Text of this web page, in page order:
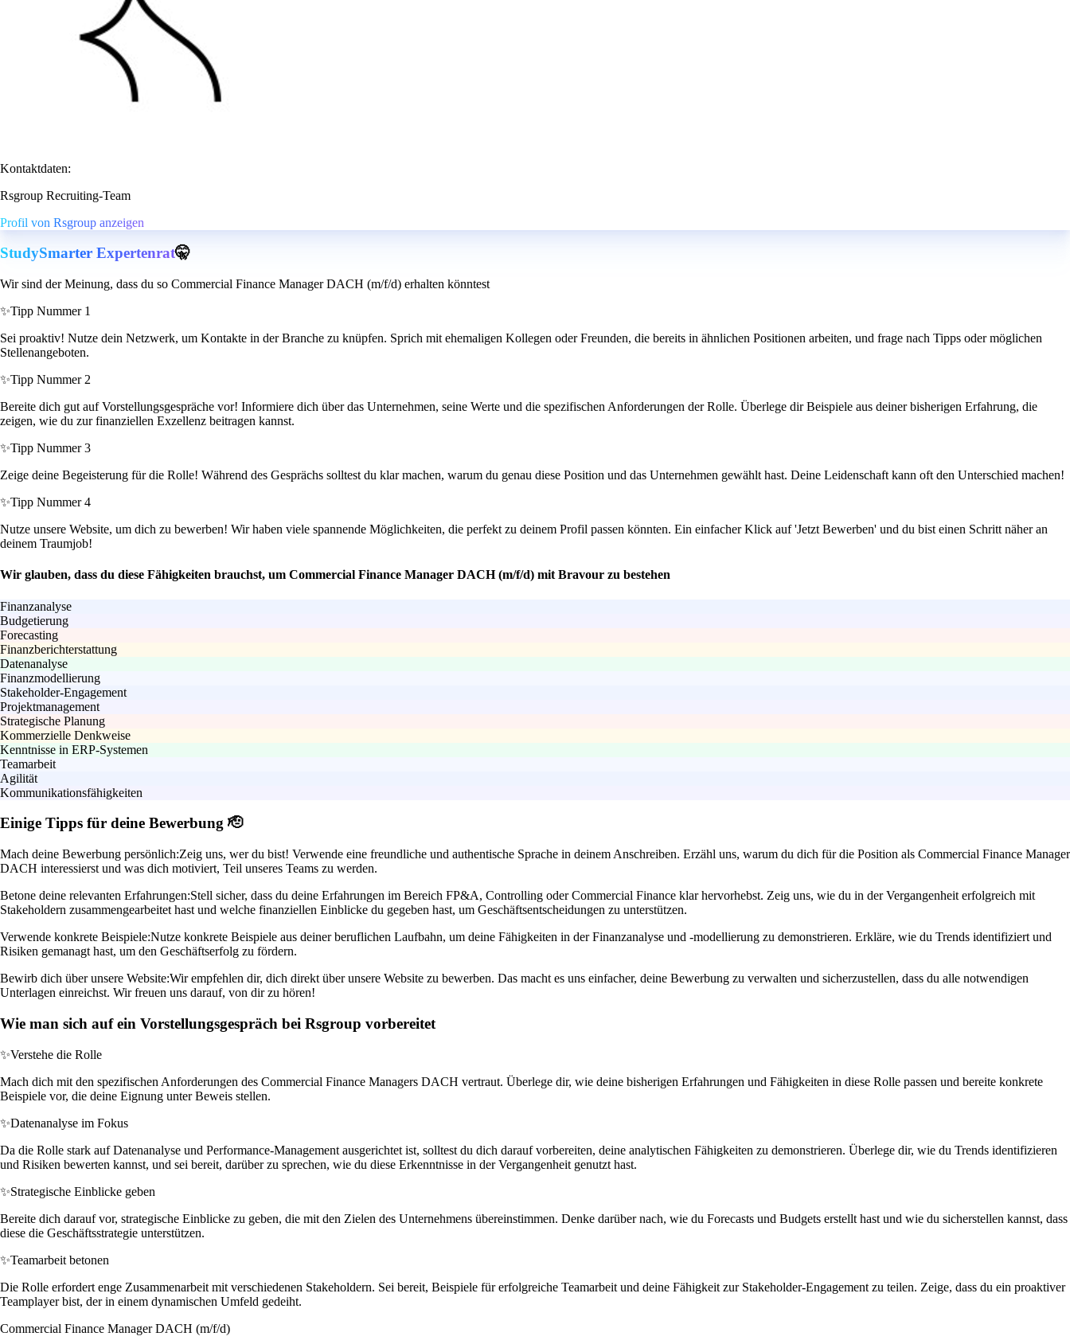
Kontaktdaten:
Rsgroup Recruiting-Team
Profil von Rsgroup anzeigen
StudySmarter Expertenrat🤫
Wir sind der Meinung, dass du so Commercial Finance Manager DACH (m/f/d) erhalten könntest
✨Tipp Nummer 1
Sei proaktiv! Nutze dein Netzwerk, um Kontakte in der Branche zu knüpfen. Sprich mit ehemaligen Kollegen oder Freunden, die bereits in ähnlichen Positionen arbeiten, und frage nach Tipps oder möglichen
Stellenangeboten.
✨Tipp Nummer 2
Bereite dich gut auf Vorstellungsgespräche vor! Informiere dich über das Unternehmen, seine Werte und die spezifischen Anforderungen der Rolle. Überlege dir Beispiele aus deiner bisherigen Erfahrung, die
zeigen, wie du zur finanziellen Exzellenz beitragen kannst.
✨Tipp Nummer 3
Zeige deine Begeisterung für die Rolle! Während des Gesprächs solltest du klar machen, warum du genau diese Position und das Unternehmen gewählt hast. Deine Leidenschaft kann oft den Unterschied machen!
✨Tipp Nummer 4
Nutze unsere Website, um dich zu bewerben! Wir haben viele spannende Möglichkeiten, die perfekt zu deinem Profil passen könnten. Ein einfacher Klick auf 'Jetzt Bewerben' und du bist einen Schritt näher an
deinem Traumjob!
Wir glauben, dass du diese Fähigkeiten brauchst, um Commercial Finance Manager DACH (m/f/d) mit Bravour zu bestehen
Finanzanalyse
Budgetierung
Forecasting
Finanzberichterstattung
Datenanalyse
Finanzmodellierung
Stakeholder-Engagement
Projektmanagement
Strategische Planung
Kommerzielle Denkweise
Kenntnisse in ERP-Systemen
Teamarbeit
Agilität
Kommunikationsfähigkeiten
Einige Tipps für deine Bewerbung 🫡
Mach deine Bewerbung persönlich:Zeig uns, wer du bist! Verwende eine freundliche und authentische Sprache in deinem Anschreiben. Erzähl uns, warum du dich für die Position als Commercial Finance Manager
DACH interessierst und was dich motiviert, Teil unseres Teams zu werden.
Betone deine relevanten Erfahrungen:Stell sicher, dass du deine Erfahrungen im Bereich FP&A, Controlling oder Commercial Finance klar hervorhebst. Zeig uns, wie du in der Vergangenheit erfolgreich mit
Stakeholdern zusammengearbeitet hast und welche finanziellen Einblicke du gegeben hast, um Geschäftsentscheidungen zu unterstützen.
Verwende konkrete Beispiele:Nutze konkrete Beispiele aus deiner beruflichen Laufbahn, um deine Fähigkeiten in der Finanzanalyse und -modellierung zu demonstrieren. Erkläre, wie du Trends identifiziert und
Risiken gemanagt hast, um den Geschäftserfolg zu fördern.
Bewirb dich über unsere Website:Wir empfehlen dir, dich direkt über unsere Website zu bewerben. Das macht es uns einfacher, deine Bewerbung zu verwalten und sicherzustellen, dass du alle notwendigen
Unterlagen einreichst. Wir freuen uns darauf, von dir zu hören!
Wie man sich auf ein Vorstellungsgespräch bei Rsgroup vorbereitet
✨Verstehe die Rolle
Mach dich mit den spezifischen Anforderungen des Commercial Finance Managers DACH vertraut. Überlege dir, wie deine bisherigen Erfahrungen und Fähigkeiten in diese Rolle passen und bereite konkrete
Beispiele vor, die deine Eignung unter Beweis stellen.
✨Datenanalyse im Fokus
Da die Rolle stark auf Datenanalyse und Performance-Management ausgerichtet ist, solltest du dich darauf vorbereiten, deine analytischen Fähigkeiten zu demonstrieren. Überlege dir, wie du Trends identifizieren
und Risiken bewerten kannst, und sei bereit, darüber zu sprechen, wie du diese Erkenntnisse in der Vergangenheit genutzt hast.
✨Strategische Einblicke geben
Bereite dich darauf vor, strategische Einblicke zu geben, die mit den Zielen des Unternehmens übereinstimmen. Denke darüber nach, wie du Forecasts und Budgets erstellt hast und wie du sicherstellen kannst, dass
diese die Geschäftsstrategie unterstützen.
✨Teamarbeit betonen
Die Rolle erfordert enge Zusammenarbeit mit verschiedenen Stakeholdern. Sei bereit, Beispiele für erfolgreiche Teamarbeit und deine Fähigkeit zur Stakeholder-Engagement zu teilen. Zeige, dass du ein proaktiver
Teamplayer bist, der in einem dynamischen Umfeld gedeiht.
Commercial Finance Manager DACH (m/f/d)